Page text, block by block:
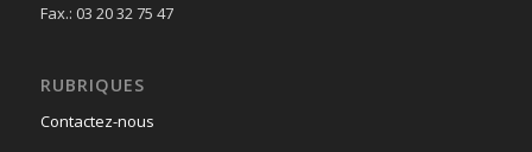
Fax.: 03 20 32 75 47
RUBRIQUES
Contactez-nous